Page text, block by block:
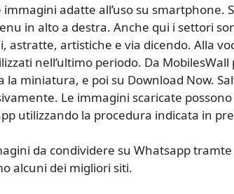
adatte all’uso su smartphone.
in alto a destra. Anche qui i settori
astratte, artistiche e via dicendo. Alla
nell’ultimo periodo. Da MobilesWall
miniatura, e poi su Download Now.
Le immagini scaricate possono
utilizzando la procedura indicata in
da condividere su Whatsapp tramte
alcuni dei migliori siti.